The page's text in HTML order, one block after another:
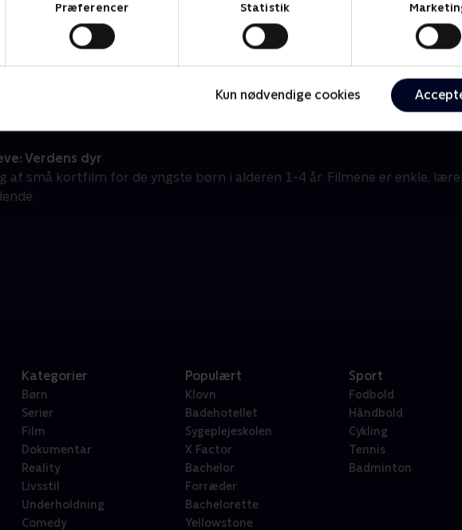
Præferencer Statistik
Kun nødvendige cookies
Miniteve: På
Verdens dyr
af små kortfilm for de yngste børn i alderen 1-4 år. Filmene er enkle,
Kategorier
Børn
Serier
Film
Dokumentar
Reality
Livsstil
Underholdning
Comedy
Populært
Klovn
Badehotellet
Sygeplejeskolen
X Factor
Bachelor
Forræder
Bachelorette
Yellowstone
Sport
Fodbold
Håndbold
Cykling
Tennis
Badminton